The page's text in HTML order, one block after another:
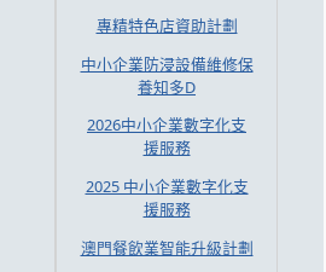
專精特色店資助計劃
中小企業防浸設備維修保
養知多D
2026中小企業數字化支
援服務
2025 中小企業數字化支
援服務
澳門餐飲業智能升級計劃